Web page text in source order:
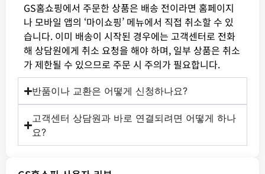
GS홈쇼핑에서 주문한 상품은 배송 전이라면 홈페이지
나 모바일 앱의 ‘마이쇼핑’ 메뉴에서 직접 취소할 수 있
습니다. 이미 배송이 시작된 경우에는 고객센터로 전화
해 상담원에게 취소 요청을 해야 하며, 일부 상품은 취소
가 제한될 수 있으므로 주문 시 주의가 필요합니다.
반품이나 교환은 어떻게 신청하나요?
고객센터 상담원과 바로 연결되려면 어떻게 하나
요?